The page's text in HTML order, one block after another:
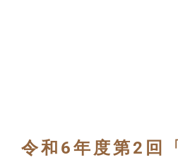
令和6年度第2回